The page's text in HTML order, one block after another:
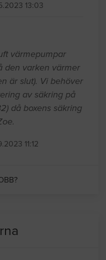
13:03
värmepumpar
den varken värmer
är slut). Vi behöver
av säkring på
då boxens säkring
11:12